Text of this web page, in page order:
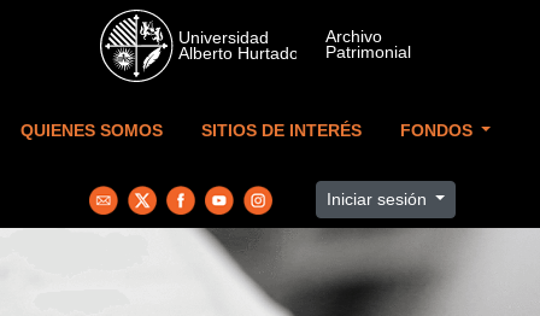
Skip to main content
QUIENES SOMOS SITIOS DE INTERÉS FONDOS
Iniciar sesión